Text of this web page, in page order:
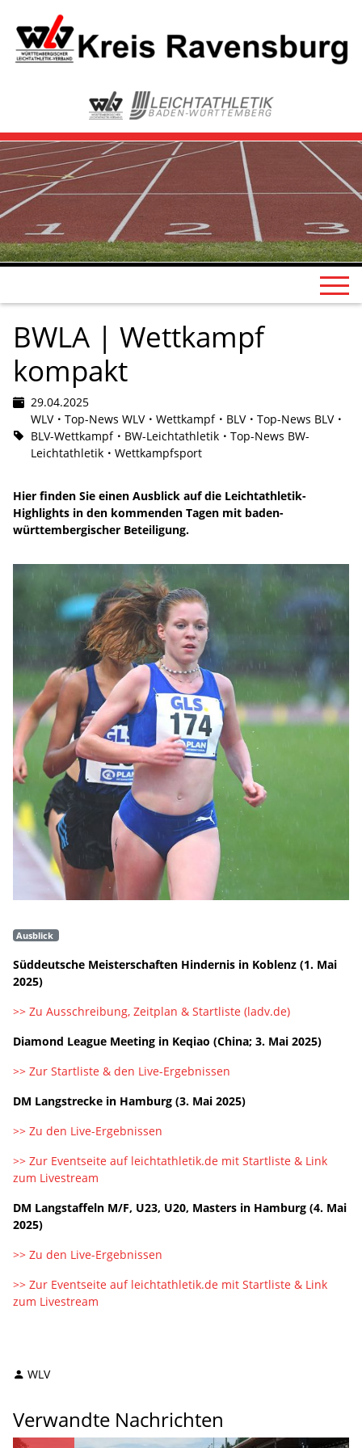
BWLA | Wettkampf
kompakt
29.04.2025
WLV
Top-News WLV Wettkampf BLV
Top-News BLV
BLV-Wettkampf
BW-Leichtathletik
Top-News BW-
Leichtathletik
Wettkampfsport
Hier finden Sie einen Ausblick auf die Leichtathletik-
Highlights in den kommenden Tagen mit baden-
württembergischer Beteiligung.
Ausblick
Süddeutsche Meisterschaften Hindernis in Koblenz (1. Mai
2025)
>> Zu Ausschreibung, Zeitplan & Startliste (ladv.de)
Diamond League Meeting in Keqiao (China; 3. Mai 2025)
>> Zur Startliste & den Live-Ergebnissen
DM Langstrecke in Hamburg (3. Mai 2025)
>> Zu den Live-Ergebnissen
>> Zur Eventseite auf leichtathletik.de mit Startliste & Link
zum Livestream
DM Langstaffeln M/F, U23, U20, Masters in Hamburg (4. Mai
2025)
>> Zu den Live-Ergebnissen
>> Zur Eventseite auf leichtathletik.de mit Startliste & Link
zum Livestream
WLV
Verwandte Nachrichten